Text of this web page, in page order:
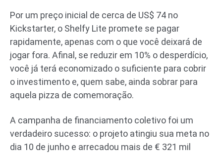
Por um preço inicial de cerca de US$ 74 no
Kickstarter, o Shelfy Lite promete se pagar
rapidamente, apenas com o que você deixará de
jogar fora. Afinal, se reduzir em 10% o desperdício,
você já terá economizado o suficiente para cobrir
o investimento e, quem sabe, ainda sobrar para
aquela pizza de comemoração.
A campanha de financiamento coletivo foi um
verdadeiro sucesso: o projeto atingiu sua meta no
dia 10 de junho e arrecadou mais de € 321 mil